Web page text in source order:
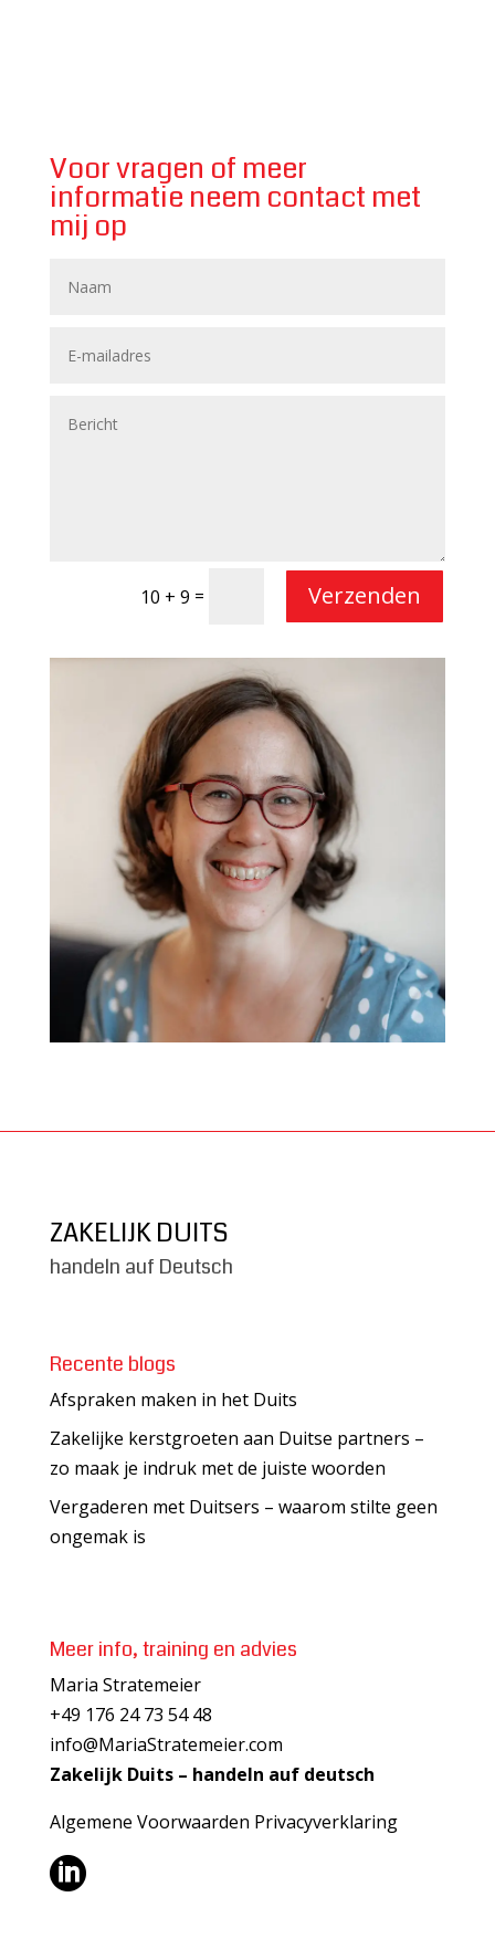
Voor vragen of meer
informatie neem contact met
mij op
10 + 9 = Verzenden
ZAKELIJK DUITS
handeln auf Deutsch
Recente blogs
Afspraken maken in het Duits
Zakelijke kerstgroeten aan Duitse partners –
zo maak je indruk met de juiste woorden
Vergaderen met Duitsers – waarom stilte geen
ongemak is
Meer info, training en advies
Maria Stratemeier
+49 176 24 73 54 48
info@MariaStratemeier.com
Zakelijk Duits – handeln auf deutsch
Algemene Voorwaarden Privacyverklaring
